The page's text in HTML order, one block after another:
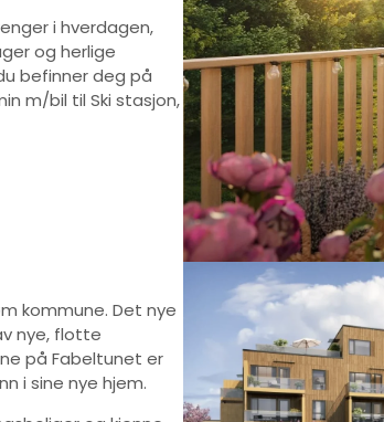
i hverdagen,
og herlige
befinner deg på
m/bil til Ski stasjon,
kommune. Det nye
nye, flotte
på Fabeltunet er
i sine nye hjem.